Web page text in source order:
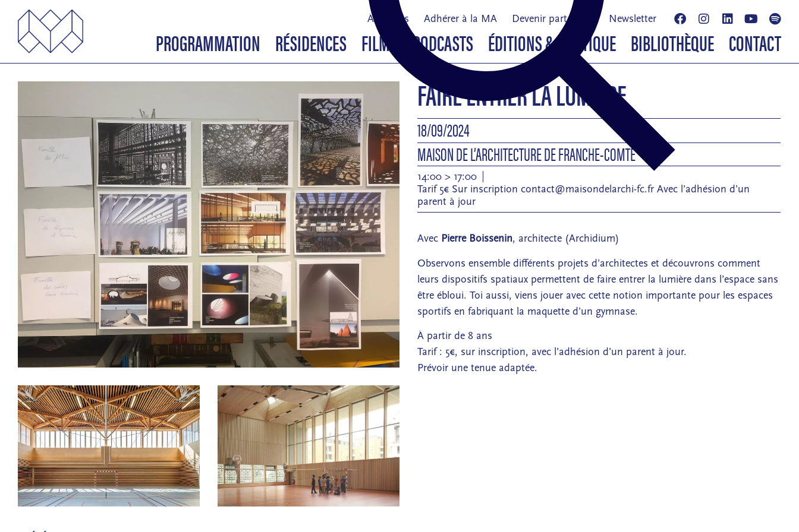
À propos Adhérer à la MA Devenir partenaire Newsletter
PROGRAMMATION RÉSIDENCES FILMS & PODCASTS ÉDITIONS & BOUTIQUE BIBLIOTHÈQUE CONTACT
FAIRE ENTRER LA LUMIÈRE
18/09/2024
MAISON DE L’ARCHITECTURE DE FRANCHE-COMTÉ
14:00 > 17:00
Tarif 5€ Sur inscription contact@maisondelarchi-fc.fr Avec l’adhésion d’un
parent à jour
Avec Pierre Boissenin, architecte (Archidium)
Observons ensemble différents projets d’architectes et découvrons comment
leurs dispositifs spatiaux permettent de faire entrer la lumière dans l’espace sans
être ébloui. Toi aussi, viens jouer avec cette notion importante pour les espaces
sportifs en fabriquant la maquette d’un gymnase.
À partir de 8 ans
Tarif : 5€, sur inscription, avec l’adhésion d’un parent à jour.
Prévoir une tenue adaptée.